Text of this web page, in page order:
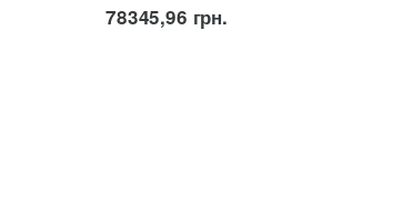
78345,96 грн.